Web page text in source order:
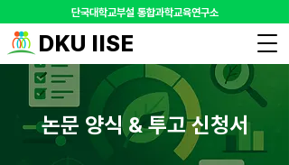
​단국대학교부설 통합과학교육연구소
DKU IISE
논문 양식 & 투고 신청서